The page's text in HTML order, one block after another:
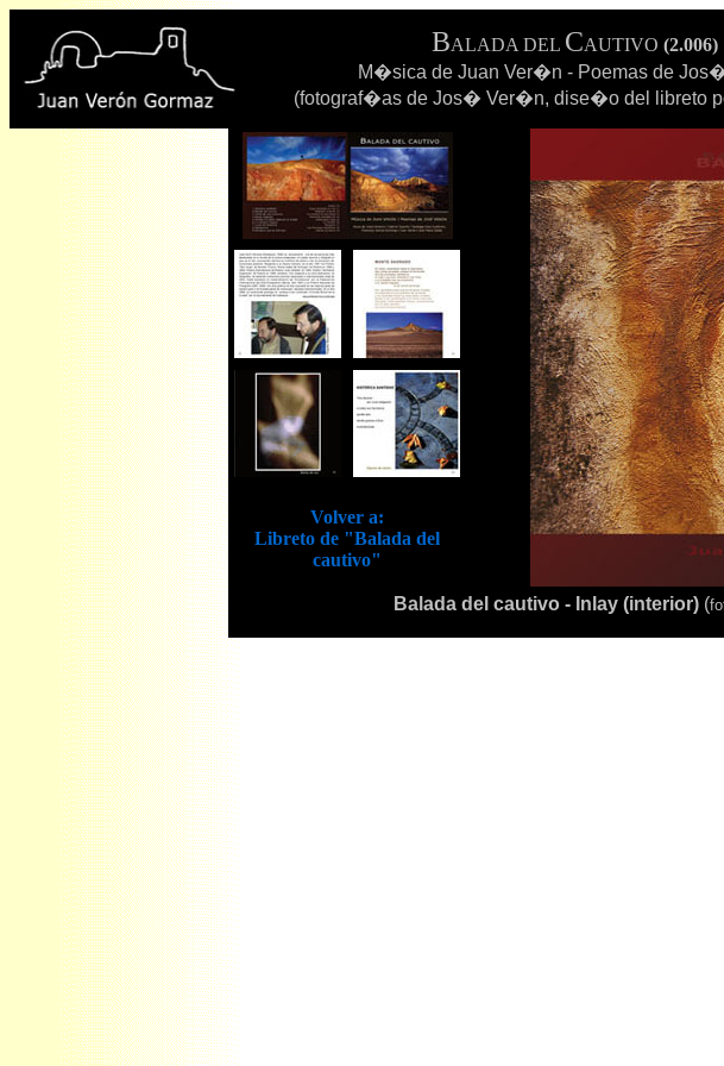
BALADA DEL CAUTIVO (2.006)
M�sica de Juan Ver�n - Poemas de
(fotograf�as de Jos� Ver�n, dise�o del libreto
Volver a:
Libreto de "Balada del
cautivo"
Balada del cautivo - Inlay (interior) (